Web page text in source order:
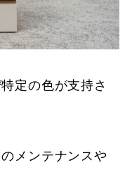
定の色が支持さ
メンテナンスや